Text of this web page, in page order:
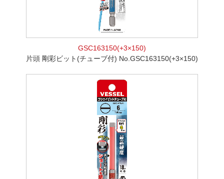
GSC163150(+3×150)
片頭 剛彩ビット(チューブ付) No.GSC163150(+3×150)